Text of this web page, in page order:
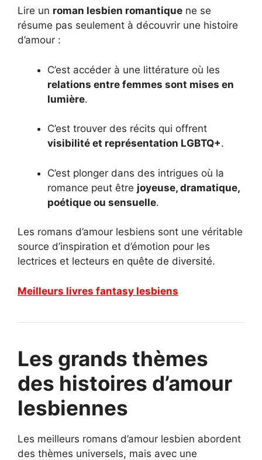
Lire un roman lesbien romantique ne se
résume pas seulement à découvrir une histoire
d’amour :
C’est accéder à une littérature où les
relations entre femmes sont mises en
lumière.
C’est trouver des récits qui offrent
visibilité et représentation LGBTQ+.
C’est plonger dans des intrigues où la
romance peut être joyeuse, dramatique,
poétique ou sensuelle.
Les romans d’amour lesbiens sont une véritable
source d’inspiration et d’émotion pour les
lectrices et lecteurs en quête de diversité.
Meilleurs livres fantasy lesbiens
Les grands thèmes
des histoires d’amour
lesbiennes
Les meilleurs romans d’amour lesbien abordent
des thèmes universels, mais avec une